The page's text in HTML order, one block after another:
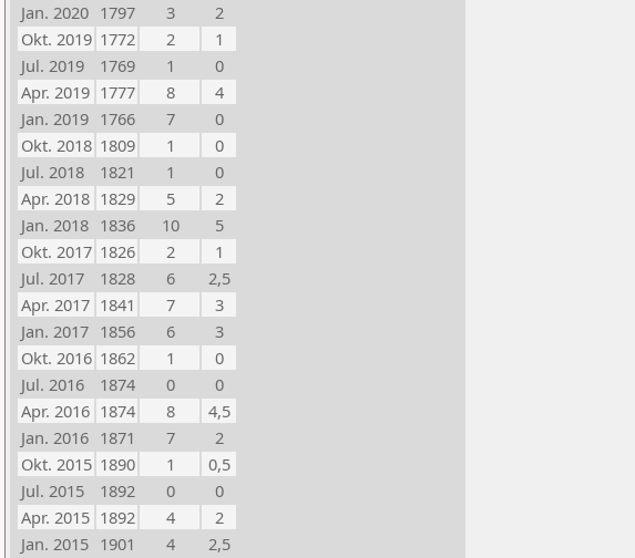
Jan. 2020 1797 3
2
Okt. 2019 1772 2
1
Jul. 2019
1769 1
0
Apr. 2019 1777 8
4
Jan. 2019 1766 7
0
Okt. 2018 1809 1
0
Jul. 2018
1821 1
0
Apr. 2018 1829 5
2
Jan. 2018 1836 10
5
Okt. 2017 1826 2
1
Jul. 2017
1828 6
2,5
Apr. 2017 1841 7
3
Jan. 2017 1856 6
3
Okt. 2016 1862 1
0
Jul. 2016
1874 0
0
Apr. 2016 1874 8
4,5
Jan. 2016 1871 7
2
Okt. 2015 1890 1
0,5
Jul. 2015
1892 0
0
Apr. 2015 1892 4
2
Jan. 2015 1901 4
2,5